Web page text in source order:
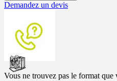
Demandez un devis
Vous ne trouvez pas le format que